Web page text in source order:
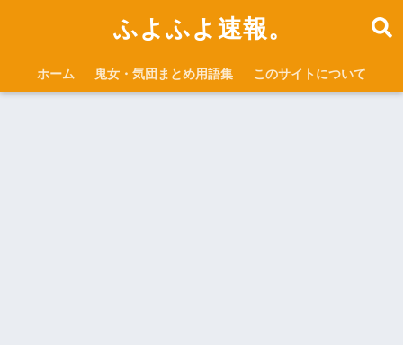
ふよふよ速報。
ホーム 鬼女・気団まとめ用語集 このサイトについて